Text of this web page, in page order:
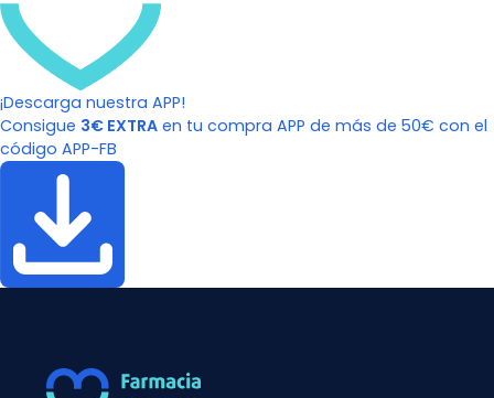
¡Descarga nuestra APP!
Consigue 3€ EXTRA en tu compra APP de más de 50€ con el
código APP-FB